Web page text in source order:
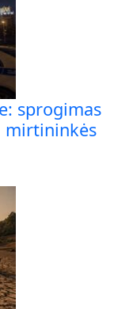
sprogimas
mirtininkės